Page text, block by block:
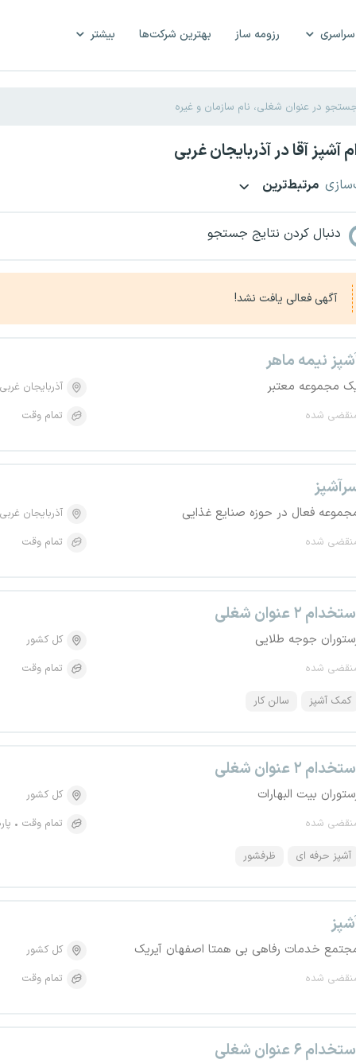
رزومه ساز بهترین شرکت‌ها بیشتر
آشپز آقا در آذربایجان غربی
مرتبط‌ترین
دنبال کردن نتایج جستجو
آگهی فعالی یافت نشد!
نیمه ماهر
مجموعه معتبر
شده
آذربایجان غربی
تمام وقت
فعال در حوزه صنایع غذایی
شده
آذربایجان غربی
تمام وقت
۲ عنوان شغلی
جوجه‌ طلایی
شده
کل کشور
تمام وقت
کمک آشپز سالن کار
۲ عنوان شغلی
بیت البهارات
شده
کل کشور
تمام وقت
آشپز حرفه ای ظرفشور
خدمات رفاهی بی همتا اصفهان آیریک
شده
کل کشور
تمام وقت
۶ عنوان شغلی